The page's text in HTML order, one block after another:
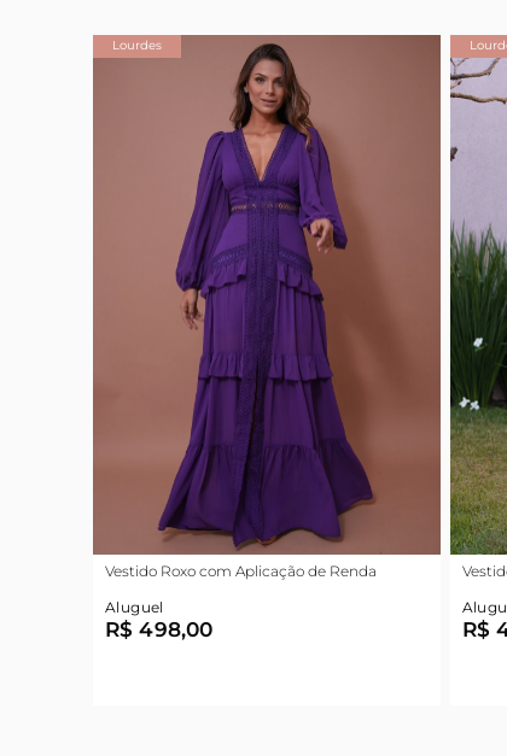
Lourdes
Vestido Roxo com Aplicação de Renda
Aluguel
R$ 498,00 R$